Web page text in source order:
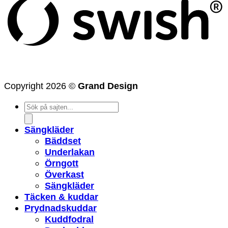
Copyright 2026 © Grand Design
Products
search
Sängkläder
Bäddset
Underlakan
Örngott
Överkast
Sängkläder
Täcken & kuddar
Prydnadskuddar
Kuddfodral